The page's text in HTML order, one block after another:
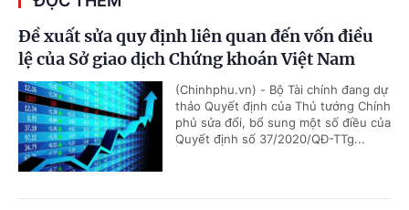
Đề xuất sửa quy định liên quan đến vốn điều
lệ của Sở giao dịch Chứng khoán Việt Nam
(Chinhphu.vn) - Bộ Tài chính đang dự
thảo Quyết định của Thủ tướng Chính
phủ sửa đổi, bổ sung một số điều của
Quyết định số 37/2020/QĐ-TTg...